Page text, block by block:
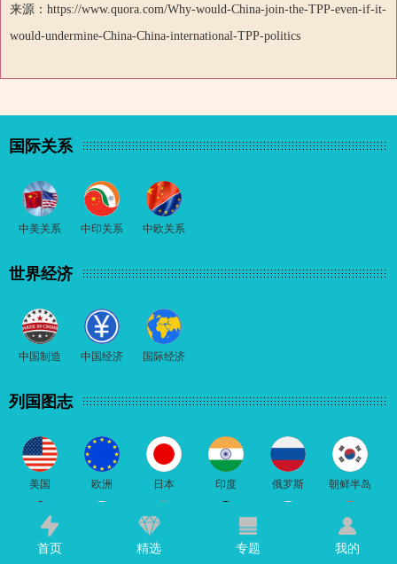
来源：https://www.quora.com/Why-would-China-join-the-TPP-even-if-it-
would-undermine-China-China-international-TPP-politics
国际关系
中美关系 中印关系 中欧关系
世界经济
中国制造 中国经济 国际经济
列国图志
美国 欧洲 日本 印度 俄罗斯 朝鲜半岛
东南亚 中亚 中东 中国
首页 精选 专题 我的